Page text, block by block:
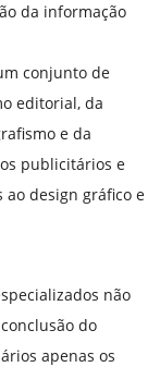
da informação
conjunto de
editorial, da
e da
publicitários e
design gráfico e
não
do
apenas os